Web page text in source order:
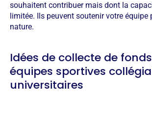
souhaitent contribuer mais dont la
limitée. Ils peuvent soutenir votre équipe
nature.
Idées de collecte de
équipes sportives
universitaires